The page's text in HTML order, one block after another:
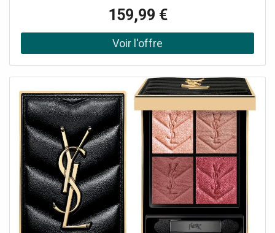
De Certideal Pour 100% De Qualité.
159,99 €